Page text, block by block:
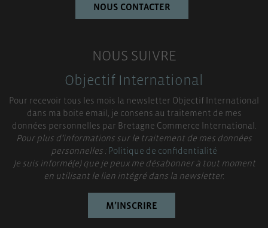
NOUS CONTACTER
NOUS SUIVRE
Objectif International
Pour recevoir tous les mois la newsletter Objectif International
dans ma boite email, je consens au traitement de mes
données personnelles par Bretagne Commerce International.
Pour plus d’informations sur le traitement de mes données
personnelles :Politique de confidentialité
Je suis informé(e) que je peux me désabonner à tout moment
en utilisant le lien intégré dans la newsletter.
M’INSCRIRE